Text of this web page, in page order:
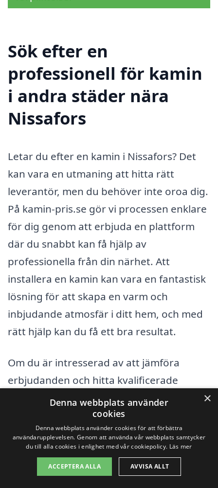
Sök efter en
professionell för kamin
i andra städer nära
Nissafors
Letar du efter en kamin i Nissafors? Det
kan vara en utmaning att hitta rätt
leverantör, men du behöver inte oroa dig.
På kamin-pris.se gör vi processen enklare
för dig genom att erbjuda en plattform
där du snabbt kan få hjälp av
professionella från din närhet. Att
installera en kamin kan vara en fantastisk
lösning för att skapa en varm och
inbjudande atmosfär i ditt hem, och med
rätt hjälp kan du få ett bra resultat.
Om du är intresserad av att jämföra
erbjudanden och hitta kvalificerade
entreprenörer, föreslår vi att du tittar på
alternativ i de närliggande städerna. Här
är några exempel på städer där du kan
hitta experter på kamin:
×
Denna webbplats använder
cookies
Denna webbplats använder cookies för att förbättra
användarupplevelsen. Genom att använda vår webbplats samtycker
du till alla cookies i enlighet med vår cookiepolicy. Läs mer
ACCEPTERA ALLA AVVISA ALLT